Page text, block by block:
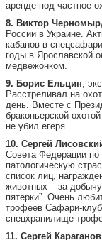
аренде под частное
8. Виктор
России в Украине.
кабанов в
годы в Ярославской
медвежонком.
9. Борис Ельцин,
Расстреливал на
день. Вместе с
браконьерской
не убил егеря.
10. Сергей
Совета Федерации по
патологическую
список лиц,
животных – за
пятерки”. Очень
трофеев Сафари-
спецхранилище
11. Сергей Караганов